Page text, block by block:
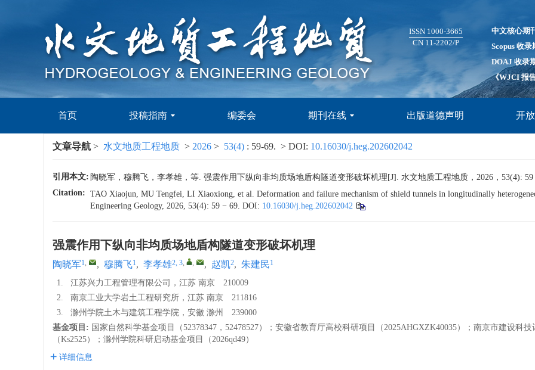
ISSN 1000-3665
CN 11-2202/P
中文核心期
Scopus 收录
DOAJ 收录
《WJCI 报
首页 投稿指南 编委会 期刊在线 出版道德声明 开
文章导航 > 水文地质工程地质 > 2026 > 53(4) : 59-69. > DOI: 10.16030/j.heg.202602042
引用本文: 陶晓军，穆腾飞，李孝雄，等. 强震作用下纵向非均质场地盾构隧道变形破坏机理[J]. 水文地质工程地质，2026，53(4): 59
Citation: TAO Xiaojun, MU Tengfei, LI Xiaoxiong, et al. Deformation and failure mechanism of shield tunnels in longitudinally
Engineering Geology, 2026, 53(4): 59 − 69. DOI: 10.16030/j.heg.202602042
强震作用下纵向非均质场地盾构隧道变形破坏机理
陶晓军1, , 穆腾飞1, 李孝雄2, 3, , , 赵凯2, 朱建民1
1.
江苏兴力工程管理有限公司，江苏 南京 210009
2.
南京工业大学岩土工程研究所，江苏 南京 211816
3.
滁州学院土木与建筑工程学院，安徽 滁州 239000
基金项目: 国家自然科学基金项目（52378347，52478527）；安徽省教育厅高校科研项目（2025AHGXZK40035）；南京市建设科技
（Ks2525）；滁州学院科研启动基金项目（2026qd49）
详细信息